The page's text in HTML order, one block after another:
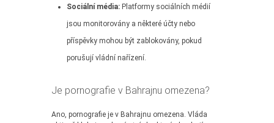
Sociální média: Platformy sociálních médií
jsou monitorovány a některé účty nebo
příspěvky mohou být zablokovány, pokud
porušují vládní nařízení.
Je pornografie v Bahrajnu omezena?
Ano, pornografie je v Bahrajnu omezena. Vláda